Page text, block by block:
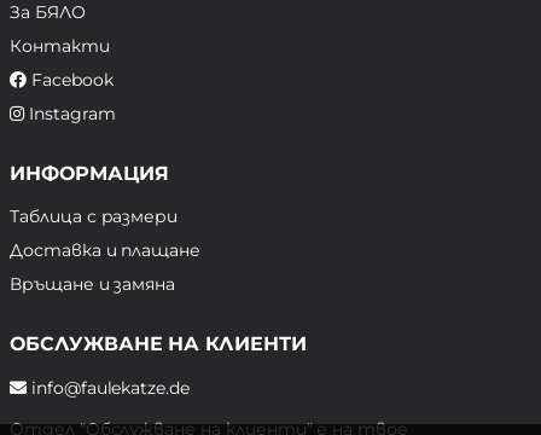
За БЯЛО
Контакти
Facebook
Instagram
ИНФОРМАЦИЯ
Таблица с размери
Доставка и плащане
Връщане и замяна
ОБСЛУЖВАНЕ НА КЛИЕНТИ
info@faulekatze.de
Отдел "Обслужване на клиенти" е на твое